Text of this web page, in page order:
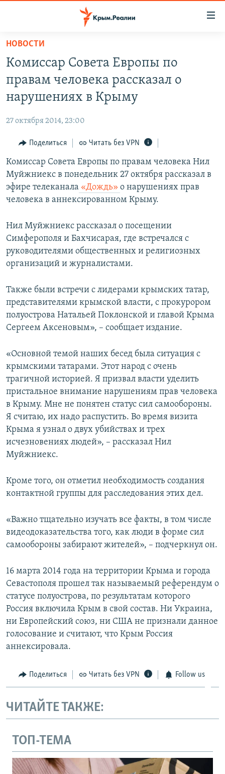
Вернуться
основному
содержанию
Вернутся
главной
навигации
Вернутся
поиску
СПЕЦПРОЕКТЫ
11 ЛЕТ ОККУПАЦИИ КРЫМА. 11 ИСТОРИЙ СОПРОТИВЛЕНИЯ
ВОДА
ЕЩЕ
ИНТЕРАКТИВ
ИНФОГРАФИКА
ТЕЛЕПРОЕКТ КРЫМ.РЕАЛИИ
СОВЕТЫ ПРАВОЗАЩИТНИКОВ
ПОБЕДИТЕЛЕЙ НЕ СУДЯТ?
КРЫМ.НЕПОКОРЕННЫЙ
УКРАИНСКАЯ ПРОБЛЕМА КРЫМА
РАДІО СВОБОДА
КАК ОБОЙТИ БЛОКИРОВКУ
Українською
ПРИСОЕДИНЯЙТЕСЬ!
Все сайты RFE/RL
НОВОСТИ
Комиссар Совета Европы по
правам человека рассказал о
нарушениях в Крыму
27 октября 2014, 23:00
Поделиться Читать без VPN
Комиссар Совета Европы по правам человека Нил
Муйжниекс в понедельник 27 октября рассказал в
эфире телеканала «Дождь» о нарушениях прав
человека в аннексированном Крыму.
Нил Муйжниекс рассказал о посещении
Симферополя и Бахчисарая, где встречался с
руководителями общественных и религиозных
организаций и журналистами.
Также были встречи с лидерами крымских татар,
представителями крымской власти, с прокурором
полуострова Натальей Поклонской и главой Крыма
Сергеем Аксеновым», – сообщает издание.
«Основной темой наших бесед была ситуация с
крымскими татарами. Этот народ с очень
трагичной историей. Я призвал власти уделить
пристальное внимание нарушениям прав человека
в Крыму. Мне не понятен статус сил самообороны.
Я считаю, их надо распустить. Во время визита
Крыма я узнал о двух убийствах и трех
исчезновениях людей», – рассказал Нил
Муйжниекс.
Кроме того, он отметил необходимость создания
контактной группы для расследования этих дел.
«Важно тщательно изучать все факты, в том числе
видеодоказательства того, как люди в форме сил
самообороны забирают жителей», – подчеркнул он.
16 марта 2014 года на территории Крыма и города
Севастополя прошел так называемый референдум о
статусе полуострова, по результатам которого
Россия включила Крым в свой состав. Ни Украина,
ни Европейский союз, ни США не признали данное
голосование и считают, что Крым Россия
аннексировала.
Поделиться Читать без VPN Follow us
ЧИТАЙТЕ ТАКЖЕ:
ТОП-ТЕМА